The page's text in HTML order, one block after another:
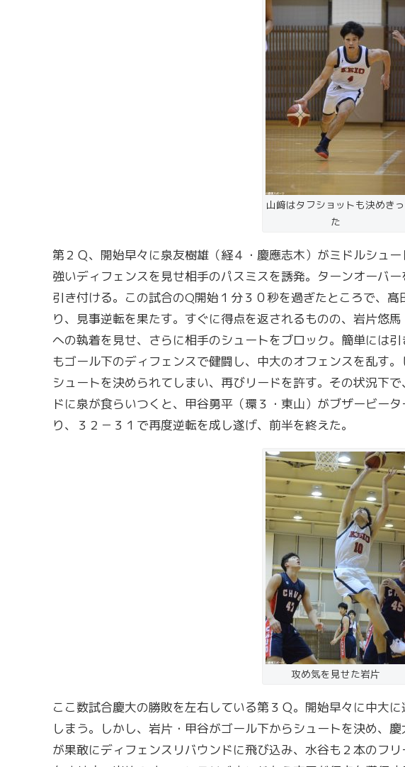
山﨑はタフショットも決めきっ
た
第２Ｑ、開始早々に泉友樹雄（経４・慶應志木）がミドルシュ
強いディフェンスを見せ相手のパスミスを誘発。ターンオーバ
引き付ける。この試合のQ開始１分３０秒を過ぎたところで、
り、見事逆転を果たす。すぐに得点を返されるものの、岩片悠
への執着を見せ、さらに相手のシュートをブロック。簡単には
もゴール下のディフェンスで健闘し、中大のオフェンスを乱す
シュートを決められてしまい、再びリードを許す。その状況下
ドに泉が食らいつくと、甲谷勇平（環３・東山）がブザービー
り、３２－３１で再度逆転を成し遂げ、前半を終えた。
攻め気を見せた岩片
ここ数試合慶大の勝敗を左右している第３Ｑ。開始早々に中大
しまう。しかし、岩片・甲谷がゴール下からシュートを決め、
が果敢にディフェンスリバウンドに飛び込み、水谷も２本のフ